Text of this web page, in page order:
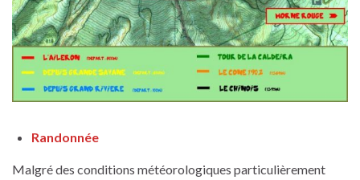
Randonnée
Malgré des conditions météorologiques particulièrement